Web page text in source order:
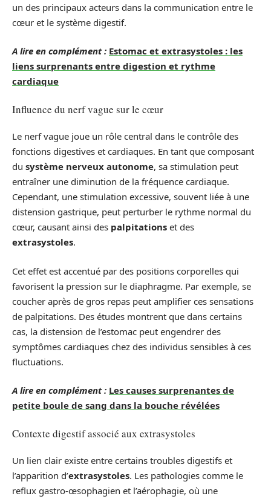
un des principaux acteurs dans la communication entre le
cœur et le système digestif.
A lire en complément : Estomac et extrasystoles : les
liens surprenants entre digestion et rythme
cardiaque
Influence du nerf vague sur le cœur
Le nerf vague joue un rôle central dans le contrôle des
fonctions digestives et cardiaques. En tant que composant
du système nerveux autonome, sa stimulation peut
entraîner une diminution de la fréquence cardiaque.
Cependant, une stimulation excessive, souvent liée à une
distension gastrique, peut perturber le rythme normal du
cœur, causant ainsi des palpitations et des
extrasystoles.
Cet effet est accentué par des positions corporelles qui
favorisent la pression sur le diaphragme. Par exemple, se
coucher après de gros repas peut amplifier ces sensations
de palpitations. Des études montrent que dans certains
cas, la distension de l’estomac peut engendrer des
symptômes cardiaques chez des individus sensibles à ces
fluctuations.
A lire en complément : Les causes surprenantes de
petite boule de sang dans la bouche révélées
Contexte digestif associé aux extrasystoles
Un lien clair existe entre certains troubles digestifs et
l’apparition d’extrasystoles. Les pathologies comme le
reflux gastro-œsophagien et l’aérophagie, où une